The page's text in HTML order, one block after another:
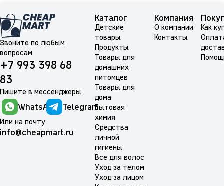
Звоните по любым
вопросам
+7 993 398 68
83
Пишите в мессенджеры
WhatsApp Telegram
Или на почту
info@cheapmart.ru
Каталог
Детские
товары
Продукты
Товары для
домашних
питомцев
Товары для
дома
Бытовая
химия
Средства
личной
гигиены
Все для волос
Уход за телом
Уход за лицом
Компания
О компании
Контакты
Как